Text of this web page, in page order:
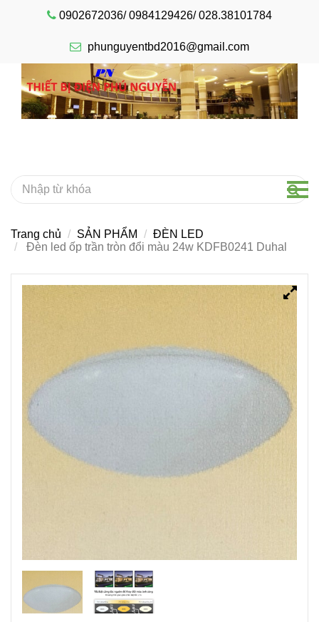
0902672036/ 0984129426/ 028.38101784
phunguyentbd2016@gmail.com
Trang chủ SẢN PHẨM
ĐÈN LED
Đèn led ốp trần tròn đổi màu 24w KDFB0241 Duhal